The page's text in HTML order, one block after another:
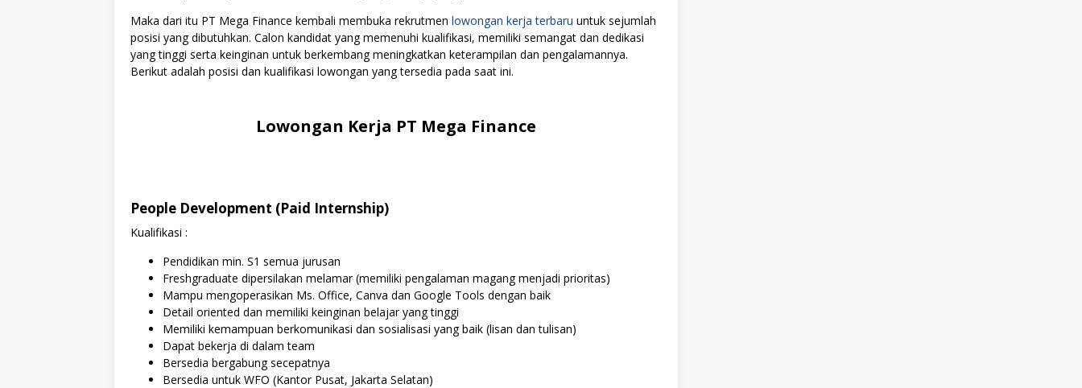
Maka dari itu PT Mega Finance kembali membuka rekrutmen lowongan kerja terbaru untuk sejumlah
posisi yang dibutuhkan. Calon kandidat yang memenuhi kualifikasi, memiliki semangat dan dedikasi
yang tinggi serta keinginan untuk berkembang meningkatkan keterampilan dan pengalamannya.
Berikut adalah posisi dan kualifikasi lowongan yang tersedia pada saat ini.
Lowongan Kerja PT Mega Finance
People Development (Paid Internship)
Kualifikasi :
Pendidikan min. S1 semua jurusan
Freshgraduate dipersilakan melamar (memiliki pengalaman magang menjadi prioritas)
Mampu mengoperasikan Ms. Office, Canva dan Google Tools dengan baik
Detail oriented dan memiliki keinginan belajar yang tinggi
Memiliki kemampuan berkomunikasi dan sosialisasi yang baik (lisan dan tulisan)
Dapat bekerja di dalam team
Bersedia bergabung secepatnya
Bersedia untuk WFO (Kantor Pusat, Jakarta Selatan)